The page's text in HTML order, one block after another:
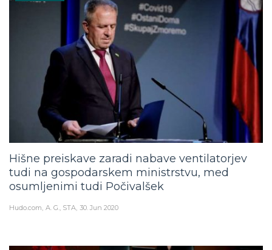
Hišne preiskave zaradi nabave ventilatorjev
tudi na gospodarskem ministrstvu, med
osumljenimi tudi Počivalšek
Hudo.com A. G., STA 30. Jun 2020